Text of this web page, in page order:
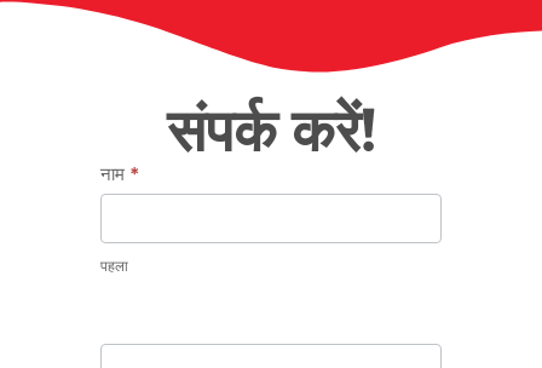
संपर्क करें!
हमसे
संपर्क
करें
नाम *
पहला